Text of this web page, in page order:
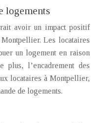
logements
avoir un impact positif
Les locataires
un logement en raison
plus, l’encadrement des
locataires à Montpellier,
de logements.